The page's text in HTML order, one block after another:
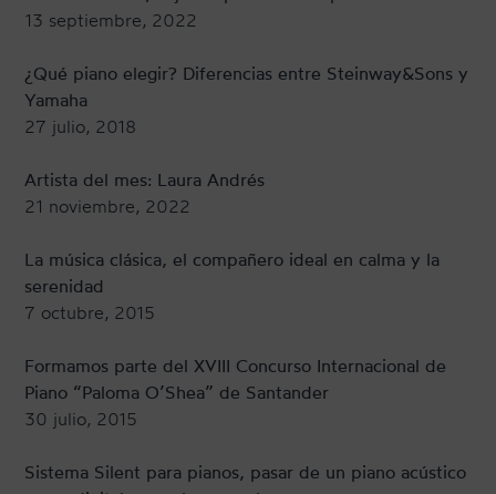
13 septiembre, 2022
¿Qué piano elegir? Diferencias entre Steinway&Sons y
Yamaha
27 julio, 2018
Artista del mes: Laura Andrés
21 noviembre, 2022
La música clásica, el compañero ideal en calma y la
serenidad
7 octubre, 2015
Formamos parte del XVIII Concurso Internacional de
Piano “Paloma O’Shea” de Santander
30 julio, 2015
Sistema Silent para pianos, pasar de un piano acústico